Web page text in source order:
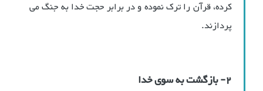
کرده، قرآن را ترک نموده و در برابر حجت خدا به جنگ می
پردازند.
2- بازگشت به سوی خدا